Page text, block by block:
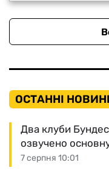
ОСТАННІ
7 серпня 10:01
Два клуби
озвучено